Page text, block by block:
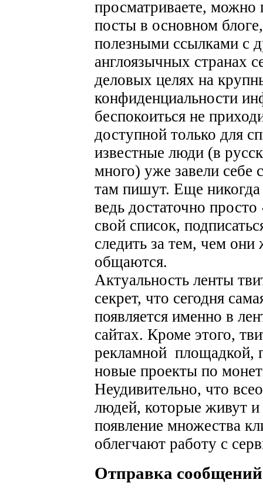
просматриваете, можно
посты в основном
полезными ссылками с
англоязычных странах
деловых целях на
конфиденциальности
беспокоиться не
доступной только для
известные люди (в
много) уже завели себе
там пишут. Еще
ведь достаточно
свой список,
следить за тем, чем
общаются.
Актуальность ленты
секрет, что сегодня
появляется именно в
сайтах. Кроме этого,
рекламной площадкой,
новые проекты по
Неудивительно, что
людей, которые живут
появление множества
облегчают работу с
Отправка